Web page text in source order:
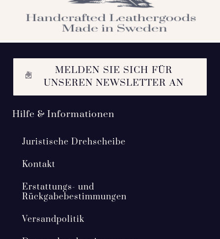
MELDEN SIE SICH FÜR
UNSEREN NEWSLETTER AN
Hilfe & Informationen
Juristische Drehscheibe
Kontakt
Erstattungs- und
Rückgabebestimmungen
Versandpolitik